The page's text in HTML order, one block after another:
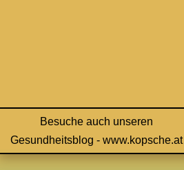
Besuche auch unseren
Gesundheitsblog - www.kopsche.at